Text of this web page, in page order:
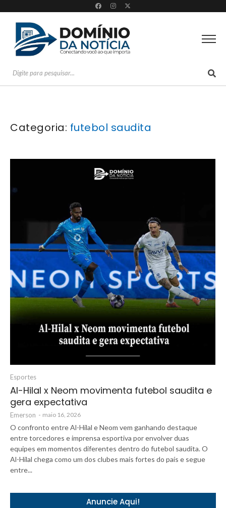
Categoria: futebol saudita
Esportes
Al-Hilal x Neom movimenta futebol saudita e
gera expectativa
Emerson - maio 16, 2026
O confronto entre Al-Hilal e Neom vem ganhando destaque
entre torcedores e imprensa esportiva por envolver duas
equipes em momentos diferentes dentro do futebol saudita. O
Al-Hilal chega como um dos clubes mais fortes do país e segue
entre...
Anuncie Aqui!